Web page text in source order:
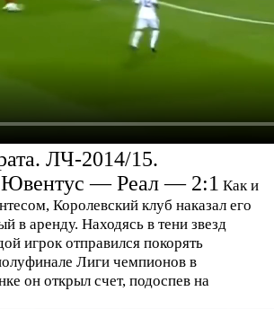
ЛЧ-2014/15.
— Реал — 2:1 Как и
Королевский клуб наказал его
в аренду. Находясь в тени звезд
игрок отправился покорять
Лиги чемпионов в
он открыл счет, подоспев на